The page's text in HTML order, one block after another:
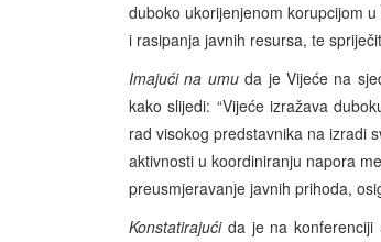
duboko ukorijenjenom korupcijom
i rasipanja javnih resursa, te
Imajući na umuda je Vijeće na
kako slijedi: “Vijeće izražava
rad visokog predstavnika na izradi
aktivnosti u koordiniranju napora
preusmjeravanje javnih prihoda,
Konstatirajućida je na konferenciji